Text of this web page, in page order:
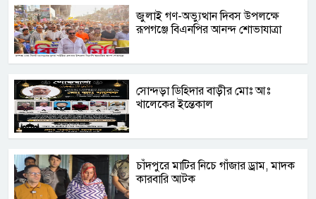
জুলাই গণ-অভ্যুত্থান দিবস উপলক্ষে
রূপগঞ্জে বিএনপির আনন্দ শোভাযাত্রা
সোন্দড়া ডিহিদার বাড়ীর মোঃ আঃ
খালেকের ইন্তেকাল
চাঁদপুরে মাটির নিচে গাঁজার ড্রাম, মাদক
কারবারি আটক